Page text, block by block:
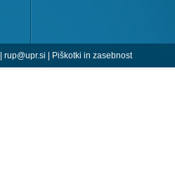
rup@upr.si Piškotki in zasebnost